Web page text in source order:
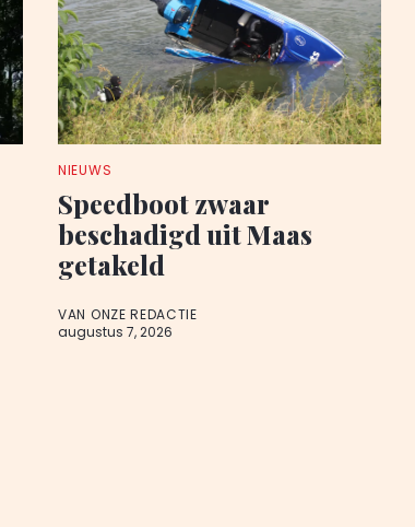
NIEUWS
Speedboot zwaar
beschadigd uit Maas
getakeld
VAN ONZE REDACTIE
augustus 7, 2026